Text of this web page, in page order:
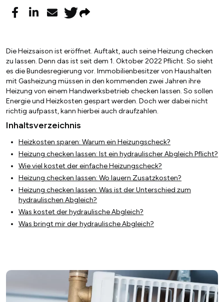
Die Heizsaison ist eröffnet. Auftakt, auch seine Heizung checken
zu lassen. Denn das ist seit dem 1. Oktober 2022 Pflicht. So sieht
es die Bundesregierung vor. Immobilienbesitzer von Haushalten
mit Gasheizung müssen in den kommenden zwei Jahren ihre
Heizung von einem Handwerksbetrieb checken lassen. So sollen
Energie und Heizkosten gespart werden. Doch wer dabei nicht
richtig aufpasst, kann hierbei auch draufzahlen.
Inhaltsverzeichnis
Heizkosten sparen: Warum ein Heizungscheck?
Heizung checken lassen: Ist ein hydraulischer Abgleich Pflicht?
Wie viel kostet der einfache Heizungscheck?
Heizung checken lassen: Wo lauern Zusatzkosten?
Heizung checken lassen: Was ist der Unterschied zum
hydraulischen Abgleich?
Was kostet der hydraulische Abgleich?
Was bringt mir der hydraulische Abgleich?